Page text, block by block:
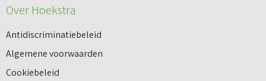
n
n
a
a
e
Over Hoekstra
Antidiscriminatiebeleid
Algemene voorwaarden
Cookiebeleid